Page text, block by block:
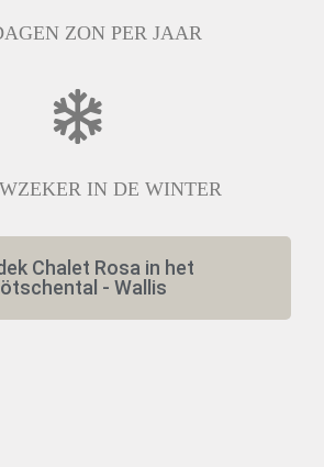
ZON PER JAAR
IN DE WINTER
Chalet Rosa in het
- Wallis